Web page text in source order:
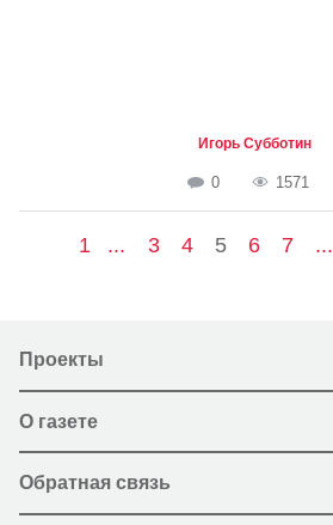
Игорь Субботин
0 1571
1 ... 3 4 5 6 7 ...
Проекты
О газете
Обратная связь